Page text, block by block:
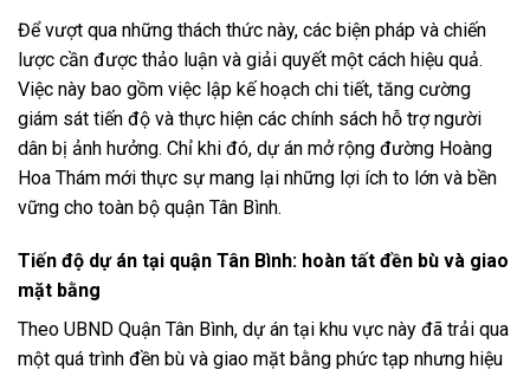
Để vượt qua những thách thức này, các biện pháp và chiến
lược cần được thảo luận và giải quyết một cách hiệu quả.
Việc này bao gồm việc lập kế hoạch chi tiết, tăng cường
giám sát tiến độ và thực hiện các chính sách hỗ trợ người
dân bị ảnh hưởng. Chỉ khi đó, dự án mở rộng đường Hoàng
Hoa Thám mới thực sự mang lại những lợi ích to lớn và bền
vững cho toàn bộ quận Tân Bình.
Tiến độ dự án tại quận Tân Bình: hoàn tất đền bù và giao
mặt bằng
Theo UBND Quận Tân Bình, dự án tại khu vực này đã trải qua
một quá trình đền bù và giao mặt bằng phức tạp nhưng hiệu